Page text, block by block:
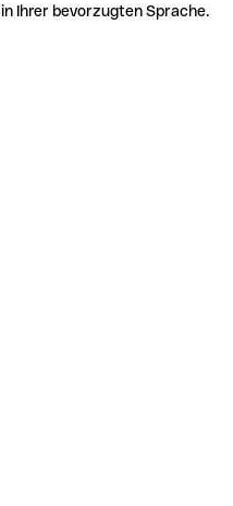
Ihrer bevorzugten Sprache.